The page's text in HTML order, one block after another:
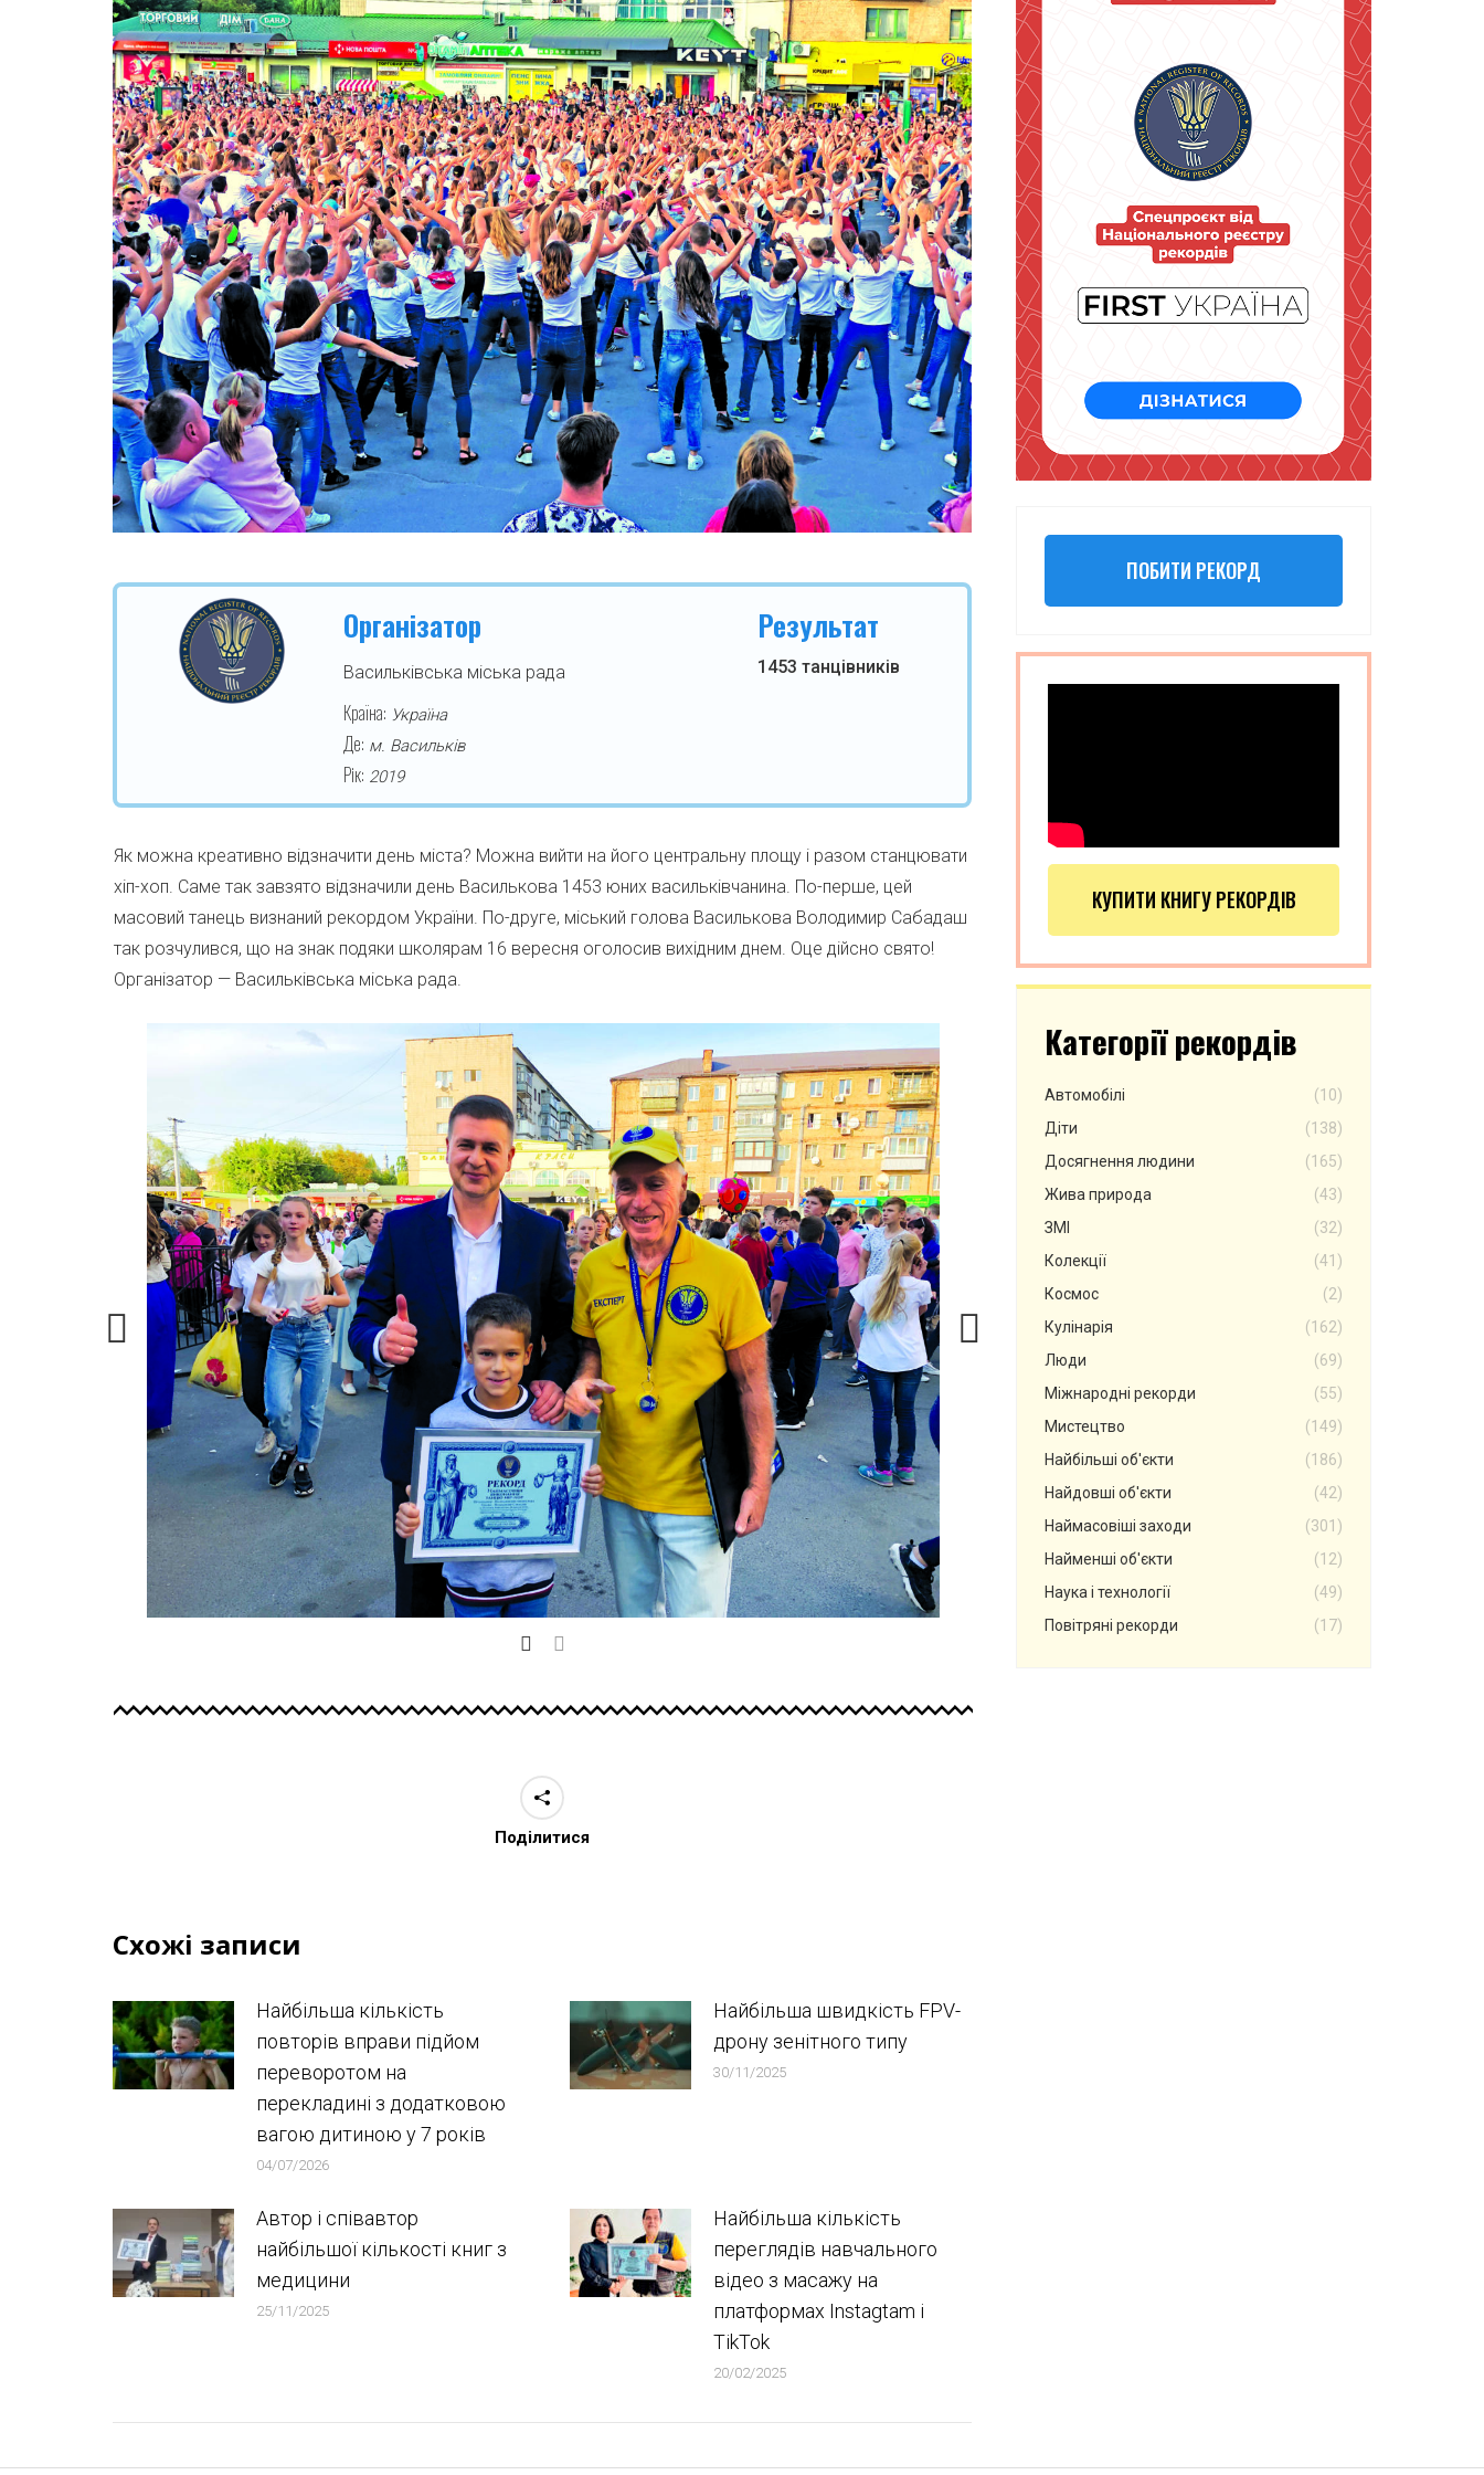
Організатор
Васильківська міська рада
Країна: Україна
Де: м. Васильків
Рік: 2019
Результат
1453 танцівників
Як можна креативно відзначити день міста? Можна вийти на його центральну площу і разом станцювати
хіп-хоп. Саме так завзято відзначили день Василькова 1453 юних васильківчанина. По-перше, цей
масовий танець визнаний рекордом України. По-друге, міський голова Василькова Володимир Сабадаш
так розчулився, що на знак подяки школярам 16 вересня оголосив вихідним днем. Оце дійсно свято!
Організатор — Васильківська міська рада.
Поділитися
Схожі записи
Найбільша кількість
повторів вправи підйом
переворотом на
перекладині з додатковою
вагою дитиною у 7 років
04/07/2026
Найбільша швидкість FPV-
дрону зенітного типу
30/11/2025
Автор і співавтор
найбільшої кількості книг з
медицини
25/11/2025
Найбільша кількість
переглядів навчального
відео з масажу на
платформах Instagtam i
TikTok
20/02/2025
ПОБИТИ РЕКОРД
КУПИТИ КНИГУ РЕКОРДІВ
Категорії рекордів
Автомобілі
(10)
Діти
(138)
Досягнення людини
(165)
Жива природа
(43)
ЗМІ
(32)
Колекції
(41)
Космос
(2)
Кулінарія
(162)
Люди
(69)
Міжнародні рекорди
(55)
Мистецтво
(149)
Найбільші об'єкти
(186)
Найдовші об'єкти
(42)
Наймасовіші заходи
(301)
Найменші об'єкти
(12)
Наука і технології
(49)
Повітряні рекорди
(17)